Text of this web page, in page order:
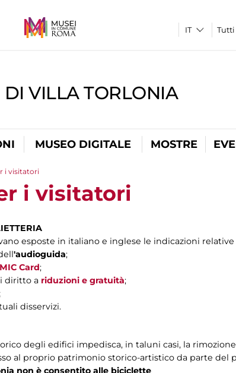
DI VILLA TORLONIA
MUSEO DIGITALE MOSTRE
i visitatori
i visitatori
esposte in italiano e inglese le indicazioni relative
'audioguida;
MIC Card;
diritto a riduzioni e gratuità;
disservizi.
degli edifici impedisca, in taluni casi, la
al proprio patrimonio storico-artistico da parte del
non è consentito alle biciclette